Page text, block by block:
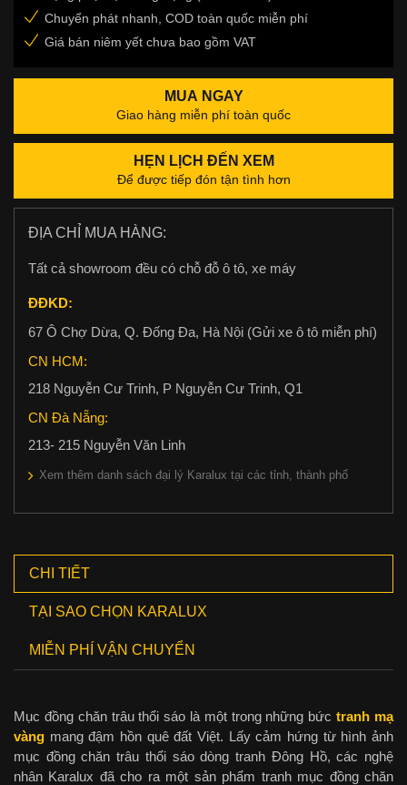
Chuyển phát nhanh, COD toàn quốc miễn phí
Giá bán niêm yết chưa bao gồm VAT
MUA NGAY
Giao hàng miễn phí toàn quốc
HẸN LỊCH ĐẾN XEM
Để được tiếp đón tận tình hơn
ĐỊA CHỈ MUA HÀNG:
Tất cả showroom đều có chỗ đỗ ô tô, xe máy
ĐĐKD:
67 Ô Chợ Dừa, Q. Đống Đa, Hà Nội (Gửi xe ô tô miễn phí)
CN HCM:
218 Nguyễn Cư Trinh, P Nguyễn Cư Trinh, Q1
CN Đà Nẵng:
213- 215 Nguyễn Văn Linh
Xem thêm danh sách đại lý Karalux tại các tỉnh, thành phố
CHI TIẾT
TẠI SAO CHỌN KARALUX
MIỄN PHÍ VẬN CHUYỂN
Mục đồng chăn trâu thổi sáo là một trong những bứctranh mạ
vàng mang đậm hồn quê đất Việt. Lấy cảm hứng từ hình ảnh
mục đồng chăn trâu thổi sáo dòng tranh Đông Hồ, các nghệ
nhân Karalux đã cho ra một sản phẩm tranh mục đồng chăn